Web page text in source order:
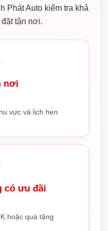
Phát Auto kiểm tra khả
tận nơi.
nơi
vực và lịch hẹn
có ưu đãi
hoặc quà tặng